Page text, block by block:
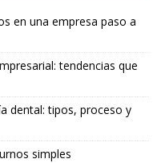
en una empresa paso a
tendencias que
dental: tipos, proceso y
simples